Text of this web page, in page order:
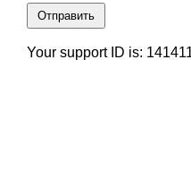
Отправить
Your support ID is: